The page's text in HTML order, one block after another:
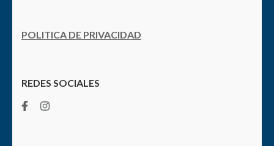
POLITICA DE PRIVACIDAD
REDES SOCIALES